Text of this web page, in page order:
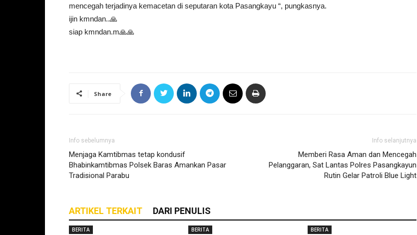
mencegah terjadinya kemacetan di seputaran kota Pasangkayu “, pungkasnya.
ijin kmndan..🙏
siap kmndan.m🙏🙏
Share
Info sebelumnya
Menjaga Kamtibmas tetap kondusif
Bhabinkamtibmas Polsek Baras Amankan Pasar
Tradisional Parabu
Info selanjutnya
Memberi Rasa Aman dan Mencegah
Pelanggaran, Sat Lantas Polres Pasangkayun
Rutin Gelar Patroli Blue Light
ARTIKEL TERKAIT DARI PENULIS
BERITA BERITA BERITA